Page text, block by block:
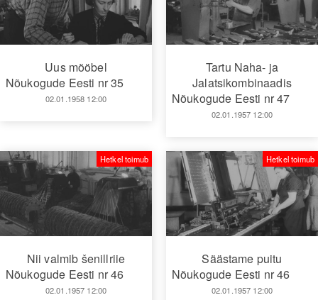
Uus mööbel
Nõukogude Eesti nr 35
02.01.1958 12:00
Tartu Naha- ja
Jalatsikombinaadis
Nõukogude Eesti nr 47
02.01.1957 12:00
Nii valmib šenillriie
Nõukogude Eesti nr 46
02.01.1957 12:00
Hetkel toimub
Säästame puitu
Nõukogude Eesti nr 46
02.01.1957 12:00
Hetkel toimub